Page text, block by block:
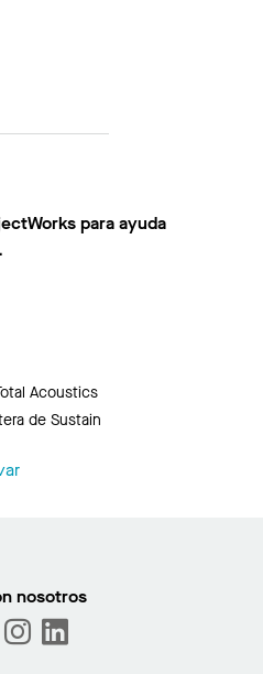
para ayuda
Acoustics
de Sustain
nosotros